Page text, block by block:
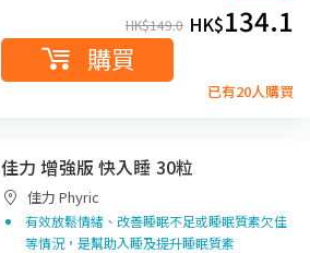
HK$149.0 HK$134.1
購買
已有20人購買
佳力 增強版 快入睡 30粒
佳力 Phyric
有效放鬆情緒、改善睡眠不足或睡眠質素欠佳
等情況，是幫助入睡及提升睡眠質素